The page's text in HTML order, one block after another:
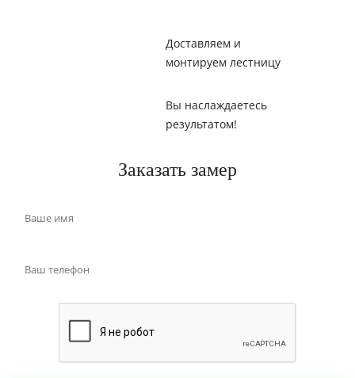
Доставляем и
монтируем лестницу
Вы наслаждаетесь
результатом!
Заказать замер